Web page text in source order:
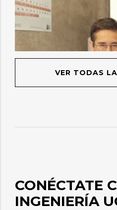
VER TODAS
CONÉCTATE
INGENIERÍA